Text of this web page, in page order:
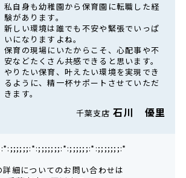
私自身も幼稚園から保育園に転職した経
験があります。
新しい環境は誰でも不安や緊張でいっぱ
いになりますよね。
保育の現場にいたからこそ、心配事や不
安などたくさん共感できると思います。
やりたい保育、叶えたい環境を実現でき
るように、精一杯サポートさせていただ
きます。
千葉支店石川 優里
詳細についてのお問い合わせは